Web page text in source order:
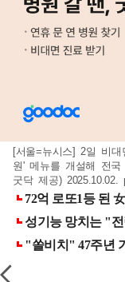
[서울=뉴시스] 2일 비
원' 메뉴를 개설해 전
굿닥 제공) 2025.10.02.